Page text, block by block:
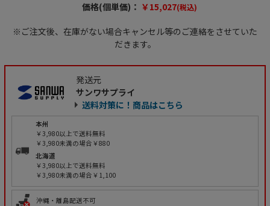
価格(個単価)： ￥15,027(税込)
※ご注文後、在庫がない場合キャンセル等のご連絡をさせていた
だきます。
発送元
サンワサプライ
送料対策に！商品はこちら
本州
￥3,980以上で送料無料
￥3,980未満の場合￥880
北海道
￥3,980以上で送料無料
￥3,980未満の場合￥1,100
沖縄・離島配送不可